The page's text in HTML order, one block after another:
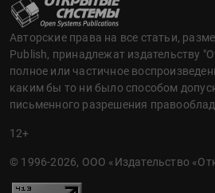
Авторские права на все статьи,
Publish, принадлежат издательству
полное или частичное
каким бы то ни было способом
письменного разрешения
12+
© 1996-2026, ООО «Издательство